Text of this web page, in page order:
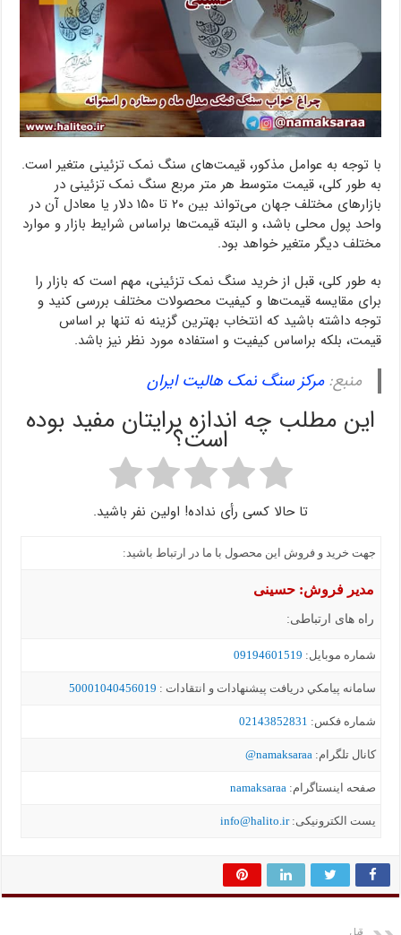
با توجه به عوامل مذکور، قیمت‌های سنگ نمک تزئینی متغیر است.
به طور کلی، قیمت متوسط هر متر مربع سنگ نمک تزئینی در
بازارهای مختلف جهان می‌تواند بین ۲۰ تا ۱۵۰ دلار یا معادل آن در
واحد پول محلی باشد، و البته قیمت‌ها براساس شرایط بازار و موارد
مختلف دیگر متغیر خواهد بود.
به طور کلی، قبل از خرید سنگ نمک تزئینی، مهم است که بازار را
برای مقایسه قیمت‌ها و کیفیت محصولات مختلف بررسی کنید و
توجه داشته باشید که انتخاب بهترین گزینه نه تنها بر اساس
قیمت، بلکه براساس کیفیت و استفاده مورد نظر نیز باشد.
منبع:مرکز سنگ نمک هالیت ایران
این مطلب چه اندازه برایتان مفید بوده
است؟
تا حالا کسی رأی نداده! اولین نفر باشید.
جهت خرید و فروش این محصول با ما در ارتباط باشید:
مدیر فروش: حسینی
راه های ارتباطی:
شماره موبايل: 09194601519
سامانه پيامکي دریافت پیشنهادات و انتقادات : 50001040456019
شماره فکس: 02143852831
کانال تلگرام: namaksaraa@
صفحه اینستاگرام: namaksaraa
یست الکترونیکی:info@halito.ir